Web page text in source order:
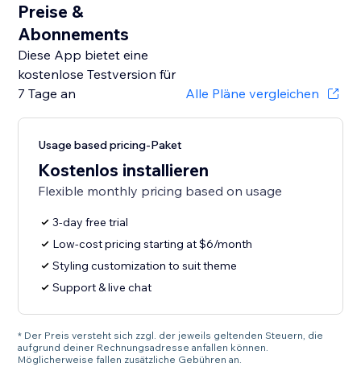
Preise &
Abonnements
Diese App bietet eine
kostenlose Testversion für
7 Tage an
Alle Pläne vergleichen
Usage based pricing-Paket
Kostenlos installieren
Flexible monthly pricing based on usage
3-day free trial
Low-cost pricing starting at $6/month
Styling customization to suit theme
Support & live chat
* Der Preis versteht sich zzgl. der jeweils geltenden Steuern, die
aufgrund deiner Rechnungsadresse anfallen können.
Möglicherweise fallen zusätzliche Gebühren an.